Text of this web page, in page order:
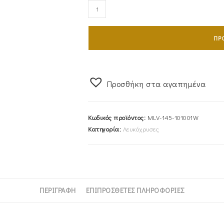
Ζευγάρι
Βέρες
Με
Στο
Κέντρο
Προσθήκη στα αγαπημένα
Κωδικός προϊόντος: MLV-145-101001W
Κατηγορία: Λευκόχρυσες
ΠΕΡΙΓΡΑΦΉ ΕΠΙΠΡΌΣΘΕΤΕΣ ΠΛΗΡΟΦΟΡΊΕΣ